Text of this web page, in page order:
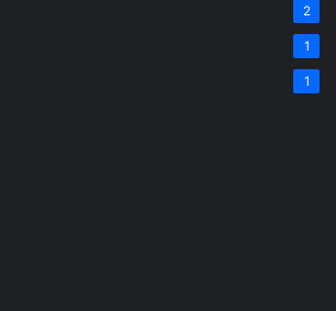
2
1
1